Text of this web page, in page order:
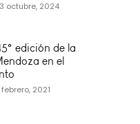
octubre, 2024
edición de la
en el
febrero, 2021